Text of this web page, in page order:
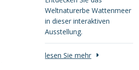
Weltnaturerbe Wattenmeer
in dieser interaktiven
Ausstellung.
lesen Sie mehr